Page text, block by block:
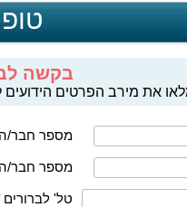
בקשה
את מירב הפרטים
מספר חבר/ה
מספר חבר/
טל' לברורים